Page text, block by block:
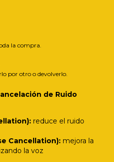
la compra.
por otro o devolverlo.
de Ruido
reduce el ruido
Cancellation): mejora la
la voz